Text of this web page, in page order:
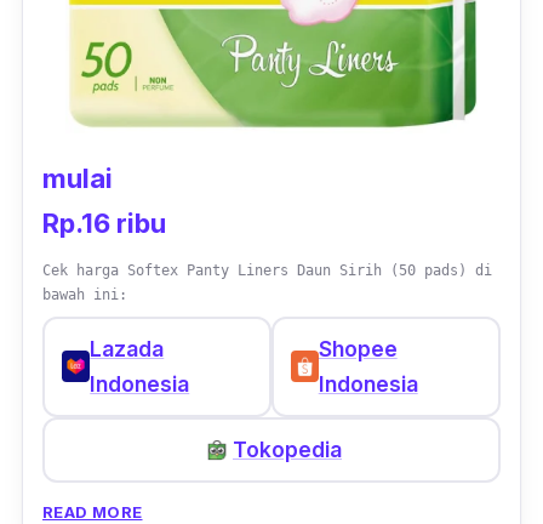
mulai
Rp.16 ribu
Cek harga Softex Panty Liners Daun Sirih (50 pads) di
bawah ini:
Lazada
Indonesia
Shopee
Indonesia
Tokopedia
READ MORE